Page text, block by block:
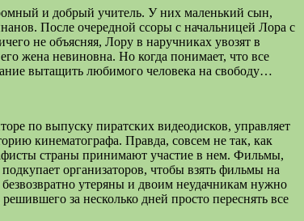
и добрый учитель. У них маленький сын,
После очередной ссоры с начальницей Лора с
не объясняя, Лору в наручниках увозят в
жена невиновна. Но когда понимает, что все
вытащить любимого человека на свободу…
по выпуску пиратских видеодисков, управляет
кинематографа. Правда, совсем не так, как
страны принимают участие в нем. Фильмы,
организаторов, чтобы взять фильмы на
утеряны и двоим неудачникам нужно
за несколько дней просто переснять все